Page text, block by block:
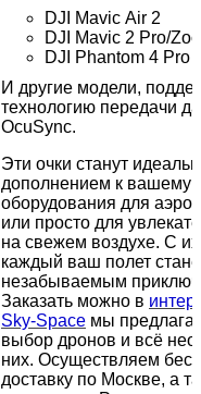
DJI Mavic Air 2
DJI Mavic 2 Pro/
DJI Phantom 4 Pro
И другие модели,
технологию передачи
OcuSync.
Эти очки станут
дополнением к вашему
оборудования для
или просто для
на свежем воздухе. С
каждый ваш полет
незабываемым
Заказать можно в
Sky-Space мы
выбор дронов и всё
них. Осуществляем
доставку по Москве, а